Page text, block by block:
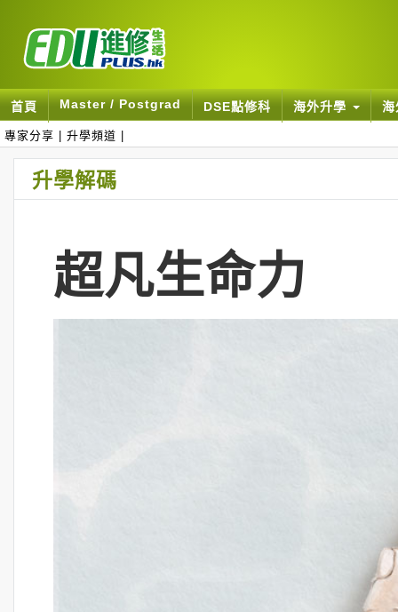
首頁 Master / Postgrad DSE點修科 海外升學
專家分享 升學頻道
升學解碼
超凡生命力